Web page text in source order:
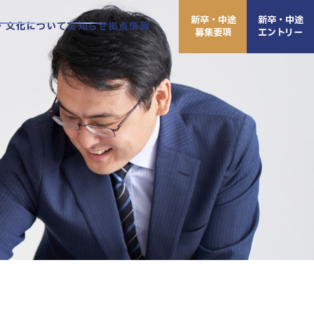
文化についてお知らせ拠点情報
新卒・中途
募集要項
新卒・中途
エントリー